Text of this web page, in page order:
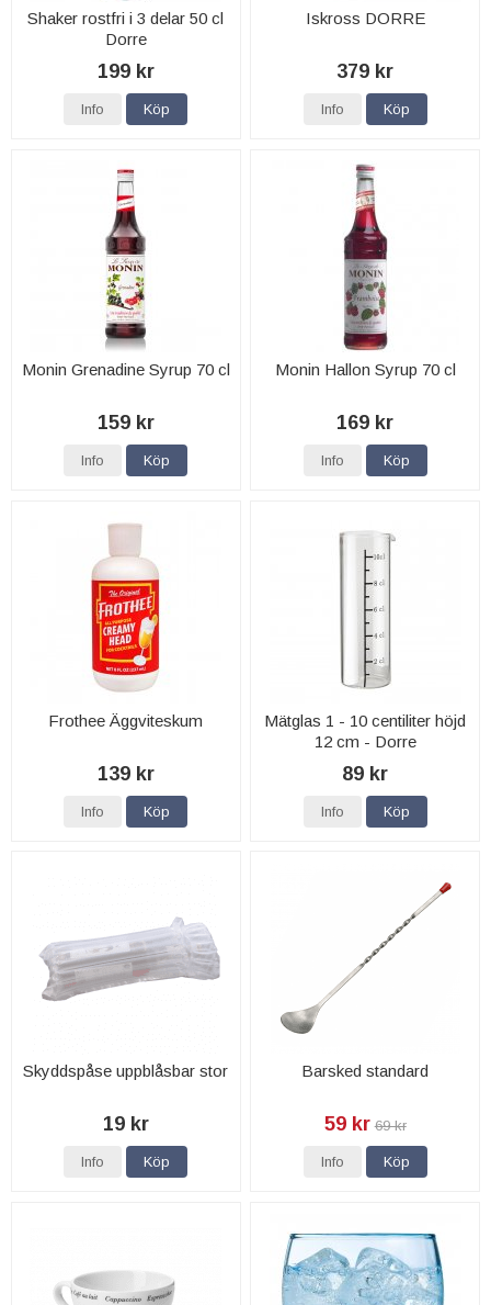
Shaker rostfri i 3 delar 50 cl
Dorre
199 kr
Info Köp
Iskross DORRE
379 kr
Info Köp
Monin Grenadine Syrup 70 cl
159 kr
Info Köp
Monin Hallon Syrup 70 cl
169 kr
Info Köp
Frothee Äggviteskum
139 kr
Info Köp
Mätglas 1 - 10 centiliter höjd
12 cm - Dorre
89 kr
Info Köp
Skyddspåse uppblåsbar stor
19 kr
Info Köp
Barsked standard
59 kr 69 kr
Info Köp